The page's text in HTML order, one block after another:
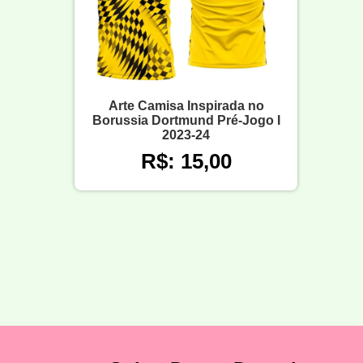
Arte Camisa Inspirada no
Borussia Dortmund Pré-Jogo I
2023-24
R$: 15,00